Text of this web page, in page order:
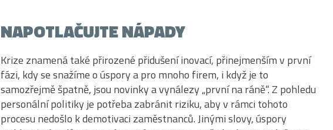
NAPOTLAČUJTE NÁPADY
Krize znamená také přirozené přidušení inovací, přinejmenším v první
fázi, kdy se snažíme o úspory a pro mnoho firem, i když je to
samozřejmě špatně, jsou novinky a vynálezy „první na ráně“. Z pohledu
personální politiky je potřeba zabránit riziku, aby v rámci tohoto
procesu nedošlo k demotivaci zaměstnanců. Jinými slovy, úspory